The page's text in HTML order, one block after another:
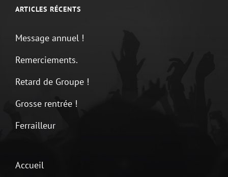
ARTICLES RÉCENTS
Message annuel !
Remerciements.
Retard de Groupe !
Grosse rentrée !
Ferrailleur
Accueil